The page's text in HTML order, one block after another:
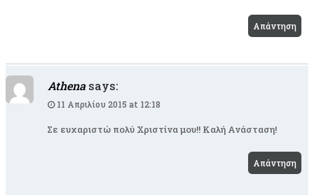
Απάντηση
Athena says:
11 Απριλίου 2015 at 12:18
Σε ευχαριστώ πολύ Χριστίνα μου!! Καλή Ανάσταση!
Απάντηση